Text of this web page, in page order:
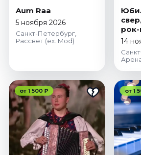
Aum Raa
5 ноября 2026
Санкт-Петербург,
Рассвет (ex. Mod)
рок-
14
от 1 500 ₽ от 1